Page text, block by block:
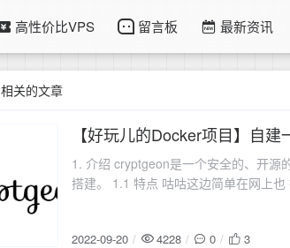
高性价比VPS 留言板 最新资讯
相关的文章
2022-09-20
【好玩儿的Docker项目】自
1. 介绍 cryptgeon是一个安全的、开源
搭建。 1.1 特点 咕咕这边简单在网上
2022-09-20 4228 0 3